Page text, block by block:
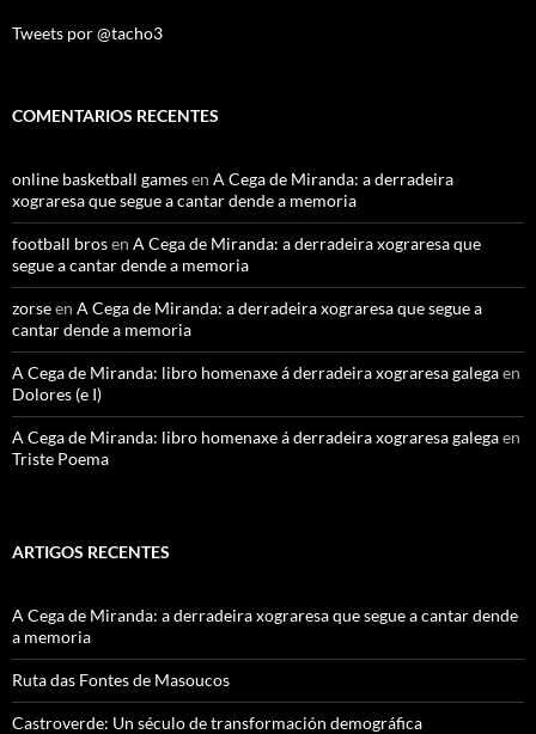
Tweets por @tacho3
COMENTARIOS RECENTES
online basketball gamesen A Cega de Miranda: a derradeira
xograresa que segue a cantar dende a memoria
football brosen A Cega de Miranda: a derradeira xograresa que
segue a cantar dende a memoria
zorseen A Cega de Miranda: a derradeira xograresa que segue a
cantar dende a memoria
A Cega de Miranda: libro homenaxe á derradeira xograresa galegaen
Dolores (e I)
A Cega de Miranda: libro homenaxe á derradeira xograresa galegaen
Triste Poema
ARTIGOS RECENTES
A Cega de Miranda: a derradeira xograresa que segue a cantar dende
a memoria
Ruta das Fontes de Masoucos
Castroverde: Un século de transformación demográfica